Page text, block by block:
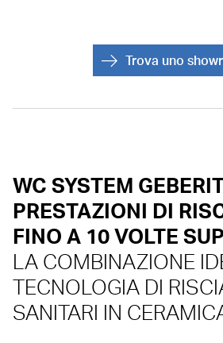
Trova uno
WC SYSTEM
PRESTAZIONI DI
FINO A 10 VOLTE
LA COMBINAZIONE
TECNOLOGIA DI
SANITARI IN